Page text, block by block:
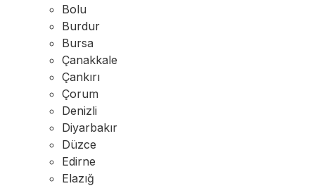
Bolu
Burdur
Bursa
Çanakkale
Çankırı
Çorum
Denizli
Diyarbakır
Düzce
Edirne
Elazığ